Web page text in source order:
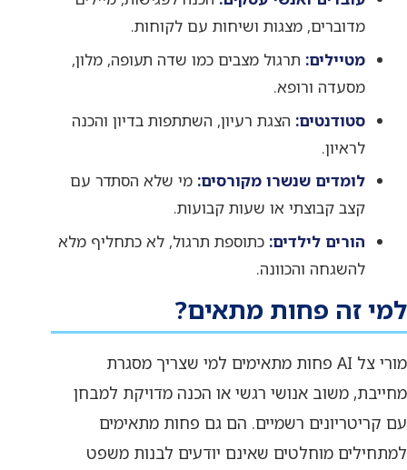
מדוברים, מצגות ושיחות עם לקוחות.
מטיילים: תרגול מצבים כמו שדה תעופה, מלון,
מסעדה ורופא.
סטודנטים: הצגת רעיון, השתתפות בדיון והכנה
לראיון.
לומדים שנשרו מקורסים: מי שלא הסתדר עם
קצב קבוצתי או שעות קבועות.
הורים לילדים: כתוספת תרגול, לא כתחליף מלא
להשגחה והכוונה.
למי זה פחות מתאים?
מורי צל AI פחות מתאימים למי שצריך מסגרת
מחייבת, משוב אנושי רגשי או הכנה מדויקת למבחן
עם קריטריונים רשמיים. הם גם פחות מתאימים
למתחילים מוחלטים שאינם יודעים לבנות משפט